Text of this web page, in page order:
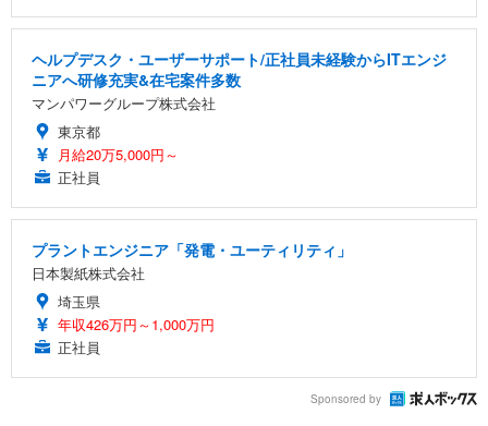
ヘルプデスク・ユーザーサポート/正社員未経験からITエンジ
ニアへ研修充実&在宅案件多数
マンパワーグループ株式会社
東京都
月給20万5,000円～
正社員
プラントエンジニア「発電・ユーティリティ」
日本製紙株式会社
埼玉県
年収426万円～1,000万円
正社員
Sponsored by